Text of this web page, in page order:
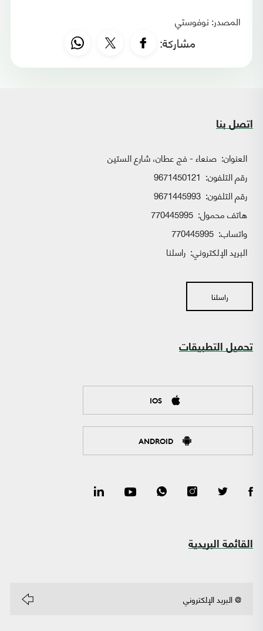
المصدر: نوفوستي
مشاركة:
اتصل بنا
العنوان: صنعاء - فج عطان، شارع الستين
رقم التلفون: 9671450121
رقم التلفون: 9671445993
هاتف محمول: 770445995
واتساب:
البريد الإلكتروني: راسلنا
راسلنا
تحميل التطبيقات
IOS
ANDROID
القائمة البريدية